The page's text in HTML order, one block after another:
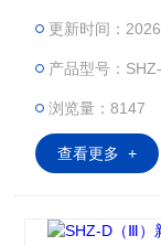
小，由巩义市予
循环水式真空泵
钢材质。设有外
别致*。
更新时间：
产品型号：
浏览量：8147
查看更多 +